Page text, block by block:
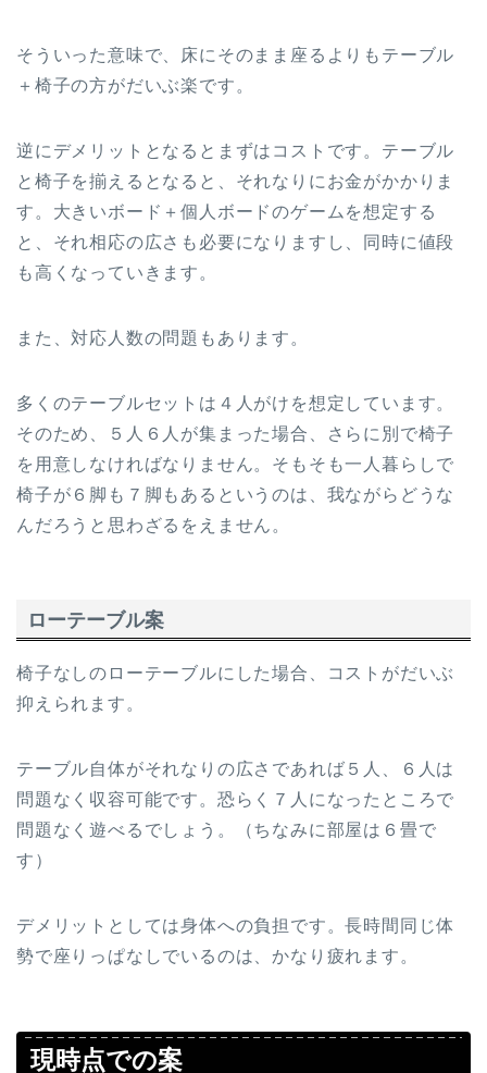
そういった意味で、床にそのまま座るよりもテーブル
＋椅子の方がだいぶ楽です。
逆にデメリットとなるとまずはコストです。テーブル
と椅子を揃えるとなると、それなりにお金がかかりま
す。大きいボード＋個人ボードのゲームを想定する
と、それ相応の広さも必要になりますし、同時に値段
も高くなっていきます。
また、対応人数の問題もあります。
多くのテーブルセットは４人がけを想定しています。
そのため、５人６人が集まった場合、さらに別で椅子
を用意しなければなりません。そもそも一人暮らしで
椅子が６脚も７脚もあるというのは、我ながらどうな
んだろうと思わざるをえません。
ローテーブル案
椅子なしのローテーブルにした場合、コストがだいぶ
抑えられます。
テーブル自体がそれなりの広さであれば５人、６人は
問題なく収容可能です。恐らく７人になったところで
問題なく遊べるでしょう。（ちなみに部屋は６畳で
す）
デメリットとしては身体への負担です。長時間同じ体
勢で座りっぱなしでいるのは、かなり疲れます。
現時点での案